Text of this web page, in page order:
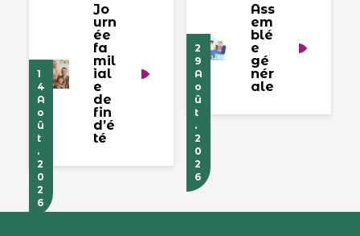
1
4
A
o
û
t
.
2
0
2
6
Jo
urn
ée
fa
mil
ial
e
de
fin
d’é
té
2
9
A
o
û
t
.
2
0
2
6
Ass
em
blé
e
gé
nér
ale